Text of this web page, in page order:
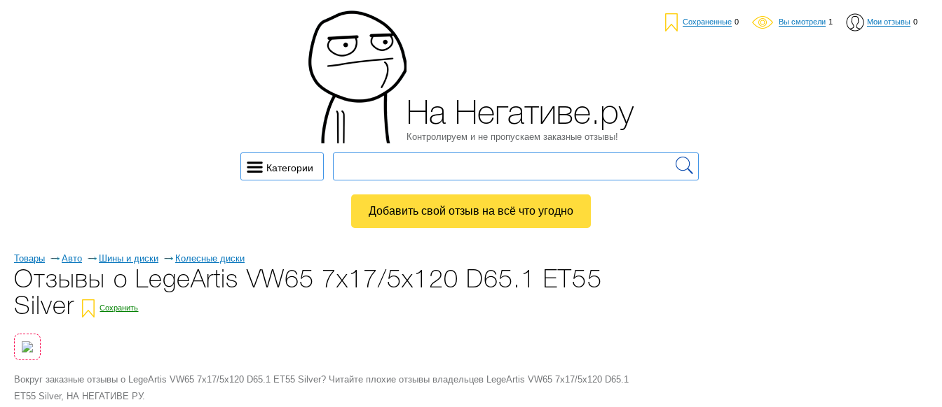
Сохраненные 0 Вы смотрели 1 Мои отзывы 0
Товары Авто Шины и диски Колесные диски
Отзывы о LegeArtis VW65 7x17/5x120 D65.1 ET55
Silver
Сохранить
Вокруг заказные отзывы о LegeArtis VW65 7x17/5x120 D65.1 ET55 Silver? Читайте плохие отзывы владельцев LegeArtis VW65 7x17/5x120 D65.1
ET55 Silver, НА НЕГАТИВЕ РУ.
На Негативе.ру
Контролируем и не пропускаем заказные отзывы!
Категории
Добавить свой отзыв на всё что угодно